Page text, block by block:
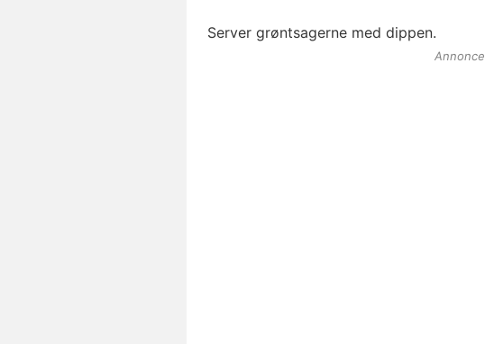
Server grøntsagerne med dippen.
Annonce